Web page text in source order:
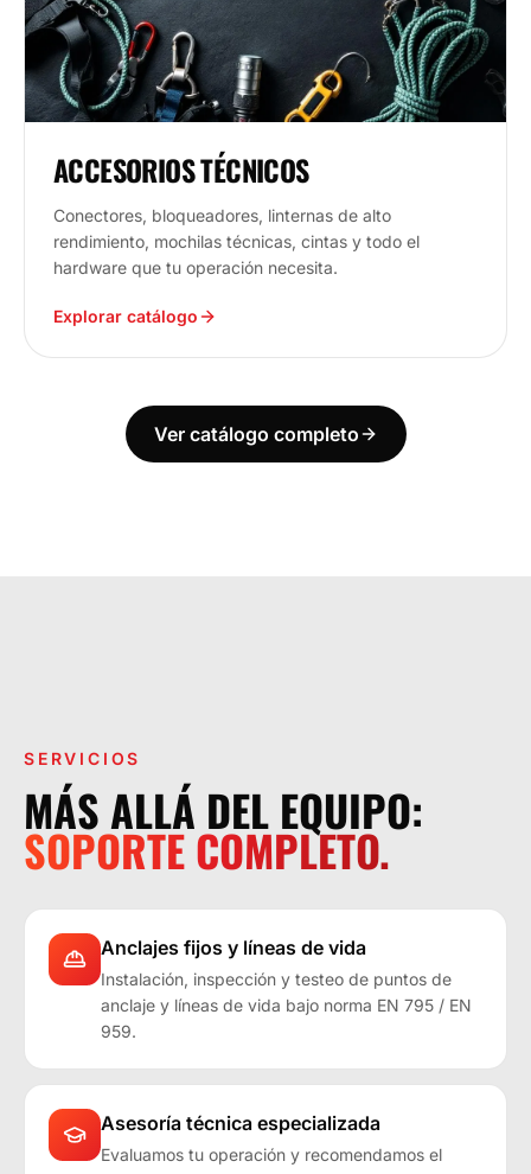
ACCESORIOS TÉCNICOS
Conectores, bloqueadores, linternas de alto
rendimiento, mochilas técnicas, cintas y todo el
hardware que tu operación necesita.
Explorar catálogo
Ver catálogo completo
SERVICIOS
MÁS ALLÁ DEL EQUIPO:
SOPORTE COMPLETO.
Anclajes fijos y líneas de vida
Instalación, inspección y testeo de puntos de
anclaje y líneas de vida bajo norma EN 795 / EN
959.
Asesoría técnica especializada
Evaluamos tu operación y recomendamos el